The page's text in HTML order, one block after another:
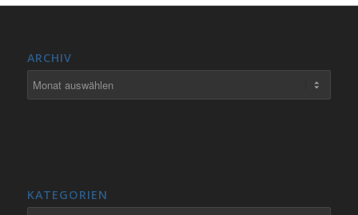
ARCHIV
KATEGORIEN